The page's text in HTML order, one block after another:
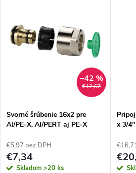
€12,67
–42 %
Svorné šrúbenie 16x2 pre
Al/PE-X, Al/PERT aj PE-X
€5,97 bez DPH
€7,34
Skladom >20 ks
x 3/